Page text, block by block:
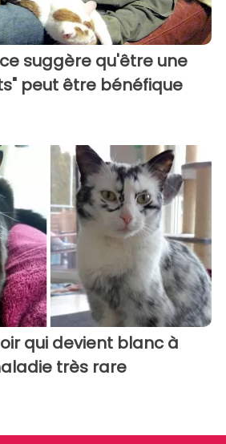
suggère qu'être une
peut être bénéfique
qui devient blanc à
très rare